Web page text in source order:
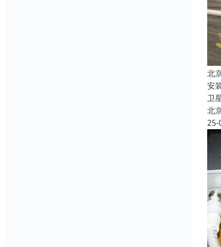
北
安
卫
北
25-